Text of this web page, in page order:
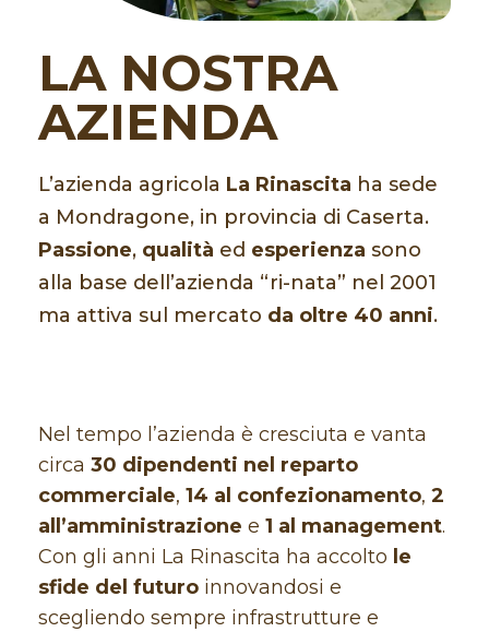
LA NOSTRA
AZIENDA
L’azienda agricola La Rinascita ha sede
a Mondragone, in provincia di Caserta.
Passione, qualità ed esperienza sono
alla base dell’azienda “ri-nata” nel 2001
ma attiva sul mercato da oltre 40 anni.
Nel tempo l’azienda è cresciuta e vanta
circa 30 dipendenti nel reparto
commerciale, 14 al confezionamento, 2
all’amministrazione e 1 al management.
Con gli anni La Rinascita ha accolto le
sfide del futuro innovandosi e
scegliendo sempre infrastrutture e